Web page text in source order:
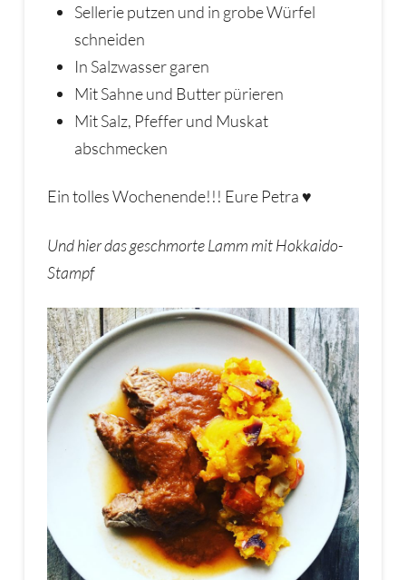
Sellerie putzen und in grobe Würfel
schneiden
In Salzwasser garen
Mit Sahne und Butter pürieren
Mit Salz, Pfeffer und Muskat
abschmecken
Ein tolles Wochenende!!! Eure Petra ♥
Und hier das geschmorte Lamm mit Hokkaido-
Stampf